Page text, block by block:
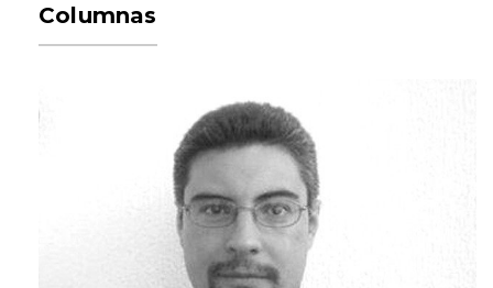
Columnas